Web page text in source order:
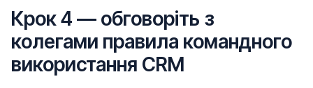
Крок 4 — обговоріть з
колегами правила командного
використання CRM